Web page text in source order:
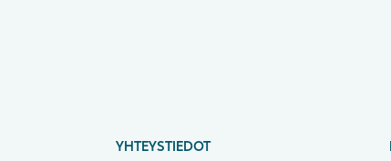
YHTEYSTIEDOT